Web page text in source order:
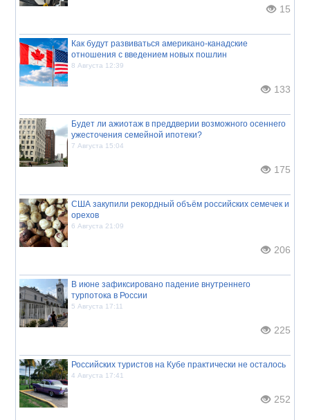
15
Как будут развиваться американо-канадские
отношения с введением новых пошлин
8 Августа 12:39
133
Будет ли ажиотаж в преддверии возможного осеннего
ужесточения семейной ипотеки?
7 Августа 15:04
175
США закупили рекордный объём российских семечек и
орехов
6 Августа 21:09
206
В июне зафиксировано падение внутреннего
турпотока в России
5 Августа 17:11
225
Российских туристов на Кубе практически не осталось
4 Августа 17:41
252